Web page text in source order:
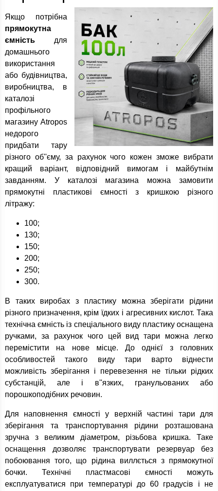
Якщо потрібна
прямокутна
ємність для
домашнього
використання
або будівництва,
виробництва, в
каталозі
профільного
магазину Atropos
недорого
придбати тару
різного об''єму, за рахунок чого кожен зможе вибрати
кращий варіант, відповідний вимогам і майбутнім
завданням. У каталозі магазина можна замовити
прямокутні пластикові ємності з кришкою різного
літражу:
100;
130;
150;
200;
250;
300.
В таких виробах з пластику можна зберігати рідини
різного призначення, крім їдких і агресивних кислот. Така
технічна ємність із спеціального виду пластику оснащена
ручками, за рахунок чого цей вид тари можна легко
перемістити на нове місце. До однієї з головних
особливостей такого виду тари варто віднести
можливість зберігання і перевезення не тільки рідких
субстанцій, але і в''язких, гранульованих або
порошкоподібних речовин.
Для наповнення ємності у верхній частині тари для
зберігання та транспортування рідини розташована
зручна з великим діаметром, різьбова кришка. Таке
оснащення дозволяє транспортувати резервуар без
побоювання того, що рідина виллється з прямокутної
бочки. Технічні пластмасові ємності можуть
експлуатуватися при температурі до 60 градусів і не